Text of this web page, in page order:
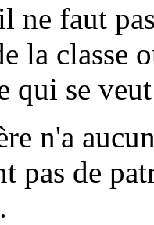
ne faut
la classe
qui se
n'a
pas de